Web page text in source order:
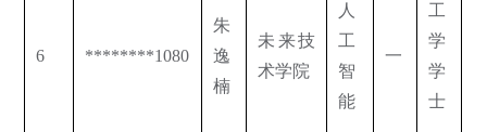
6 ********1080
朱
逸
楠
未来技
术学院
人
工
智
能
一
工
学
学
士